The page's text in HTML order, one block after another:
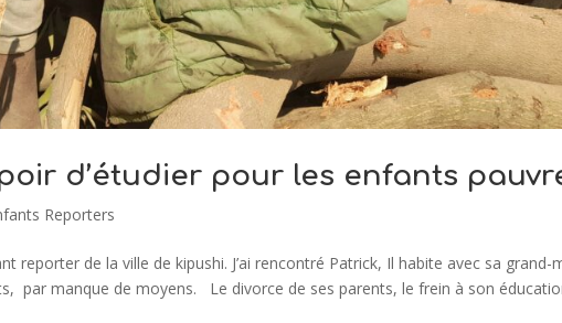
d’étudier pour les enfants
Reporters
reporter de la ville de kipushi. J’ai rencontré Patrick, Il habite avec sa grand-
par manque de moyens. Le divorce de ses parents, le frein à son